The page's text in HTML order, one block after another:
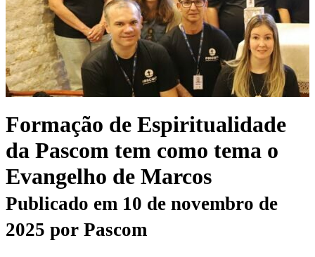
Formação de Espiritualidade
da Pascom tem como tema o
Evangelho de Marcos
Publicado em 10 de novembro de
2025 por Pascom